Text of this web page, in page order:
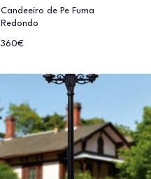
Candeeiro de Pe Fuma
Redondo
360€